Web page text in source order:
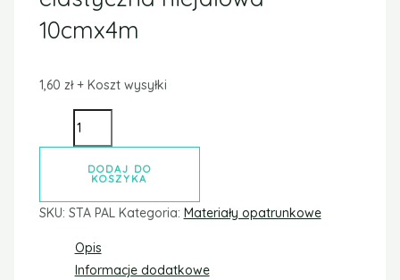
10cmx4m
1,60 zł + Koszt wysyłki
DODAJ DO
KOSZYKA
SKU: STA PAL Kategoria: Materiały opatrunkowe
Opis
Informacje dodatkowe